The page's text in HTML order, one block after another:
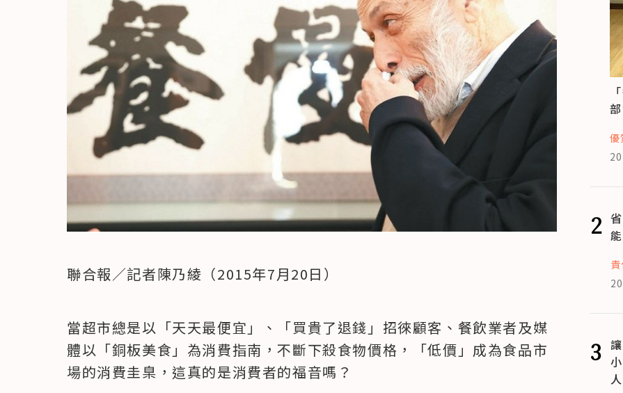
聯合報／記者陳乃綾（2015年7月20日）
當超市總是以「天天最便宜」、「買貴了退錢」招徠顧客、餐飲業者及媒
體以「銅板美食」為消費指南，不斷下殺食物價格，「低價」成為食品市
場的消費圭臬，這真的是消費者的福音嗎？
優
2
3